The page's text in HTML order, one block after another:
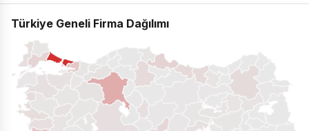
Türkiye Geneli Firma Dağılımı